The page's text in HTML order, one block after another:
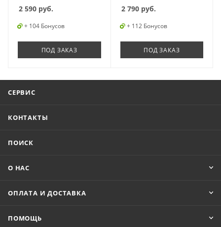
2 590 руб.
+ 104 Бонусов
ПОД ЗАКАЗ
2 790руб.
+ 112 Бонусов
ПОД ЗАКАЗ
СЕРВИС
КОНТАКТЫ
ПОИСК
О НАС
ОПЛАТА И ДОСТАВКА
ПОМОЩЬ